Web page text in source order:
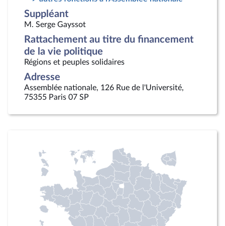
Suppléant
M. Serge Gayssot
Rattachement au titre du financement
de la vie politique
Régions et peuples solidaires
Adresse
Assemblée nationale, 126 Rue de l'Université,
75355 Paris 07 SP